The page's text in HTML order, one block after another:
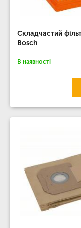
Складчастий
Bosch
В наявності